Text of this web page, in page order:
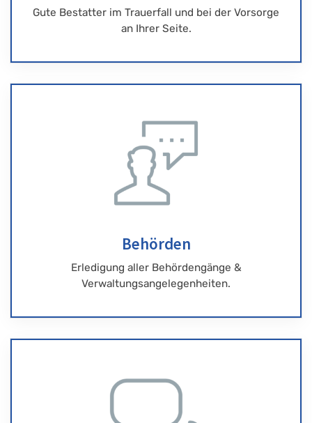
Gute Bestatter im Trauerfall und bei der Vorsorge
an Ihrer Seite.
Behörden
Erledigung aller Behördengänge &
Verwaltungsangelegenheiten.